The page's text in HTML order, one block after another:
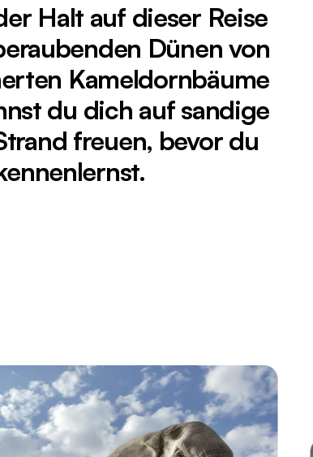
Wolkenhimmel im Etosha-Nationalpark.
Halt auf dieser Reise
Dünen von
Kameldornbäume
du dich auf sandige
freuen, bevor du